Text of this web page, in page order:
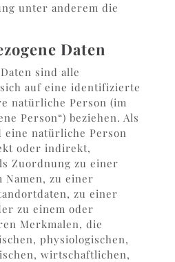
unter anderem die
Daten
sind alle
auf eine identifizierte
natürliche Person (im
Person“) beziehen. Als
natürliche Person
oder indirekt,
Zuordnung zu einer
Namen, zu einer
zu einer
zu einem oder
Merkmalen, die
physiologischen,
wirtschaftlichen,